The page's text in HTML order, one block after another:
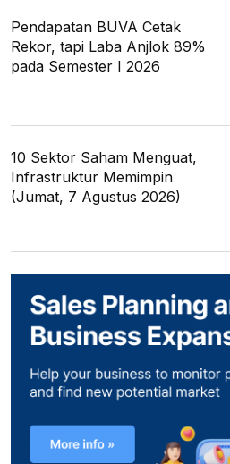
Pendapatan BUVA Cetak
Rekor, tapi Laba Anjlok 89%
pada Semester I 2026
10 Sektor Saham Menguat,
Infrastruktur Memimpin
(Jumat, 7 Agustus 2026)